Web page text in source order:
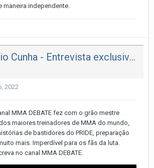
maneira independente.
Mestre Sérgio Cunha - Entrevista exclusiva!!!!
2022
MMA DEBATE fez com o grão mestre
maiores treinadores de MMA do mundo,
de bastidores do PRIDE, preparação
mais. Imperdível para os fãs da luta.
no canal MMA DEBATE.